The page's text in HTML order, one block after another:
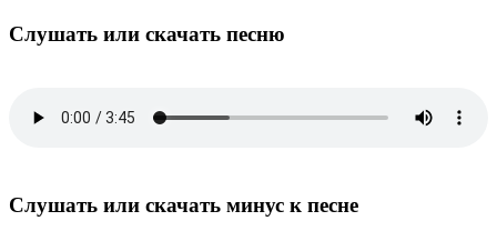
Слушать или скачать песню
Слушать или скачать минус к песне